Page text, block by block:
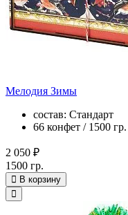
Мелодия Зимы
состав: Стандарт
66 конфет / 1500 гр.
2 050 ₽
1500 гр.
В корзину